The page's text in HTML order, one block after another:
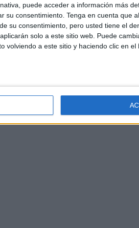
puede acceder a información más
su consentimiento. Tenga en cuenta que
su consentimiento, pero usted tiene el
solo a este sitio web. Puede
volviendo a este sitio y haciendo clic en